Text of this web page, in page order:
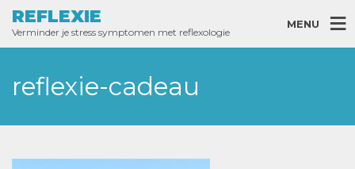
REFLEXIE
Verminder je stress symptomen met reflexologie
MENU
reflexie-cadeau